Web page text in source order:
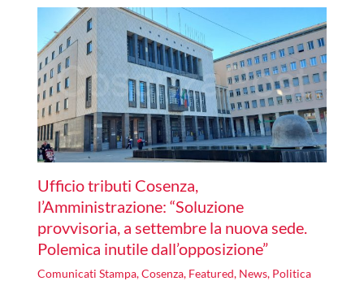
Ufficio tributi Cosenza,
l’Amministrazione: “Soluzione
provvisoria, a settembre la nuova sede.
Polemica inutile dall’opposizione”
Comunicati Stampa,Cosenza, Featured, News, Politica